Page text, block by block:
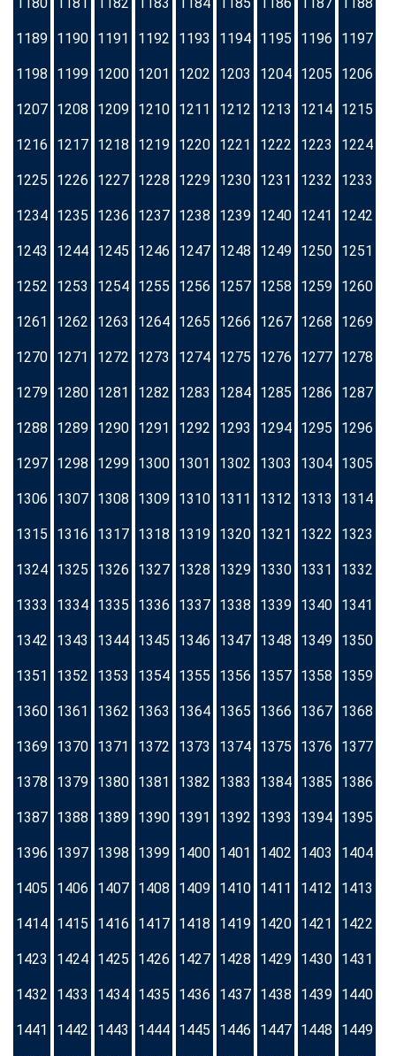
1189 1190 1191 1192 1193 1194 1195 1196 1197
1198 1199 1200 1201 1202 1203 1204 1205 1206
1207 1208 1209 1210 1211 1212 1213 1214 1215
1216 1217 1218 1219 1220 1221 1222 1223 1224
1225 1226 1227 1228 1229 1230 1231 1232 1233
1234 1235 1236 1237 1238 1239 1240 1241 1242
1243 1244 1245 1246 1247 1248 1249 1250 1251
1252 1253 1254 1255 1256 1257 1258 1259 1260
1261 1262 1263 1264 1265 1266 1267 1268 1269
1270 1271 1272 1273 1274 1275 1276 1277 1278
1279 1280 1281 1282 1283 1284 1285 1286 1287
1288 1289 1290 1291 1292 1293 1294 1295 1296
1297 1298 1299 1300 1301 1302 1303 1304 1305
1306 1307 1308 1309 1310 1311 1312 1313 1314
1315 1316 1317 1318 1319 1320 1321 1322 1323
1324 1325 1326 1327 1328 1329 1330 1331 1332
1333 1334 1335 1336 1337 1338 1339 1340 1341
1342 1343 1344 1345 1346 1347 1348 1349 1350
1351 1352 1353 1354 1355 1356 1357 1358 1359
1360 1361 1362 1363 1364 1365 1366 1367 1368
1369 1370 1371 1372 1373 1374 1375 1376 1377
1378 1379 1380 1381 1382 1383 1384 1385 1386
1387 1388 1389 1390 1391 1392 1393 1394 1395
1396 1397 1398 1399 1400 1401 1402 1403 1404
1405 1406 1407 1408 1409 1410 1411 1412 1413
1414 1415 1416 1417 1418 1419 1420 1421 1422
1423 1424 1425 1426 1427 1428 1429 1430 1431
1432 1433 1434 1435 1436 1437 1438 1439 1440
1441 1442 1443 1444 1445 1446 1447 1448 1449